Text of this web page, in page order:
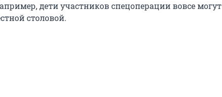
дети участников спецоперации вовсе
столовой.